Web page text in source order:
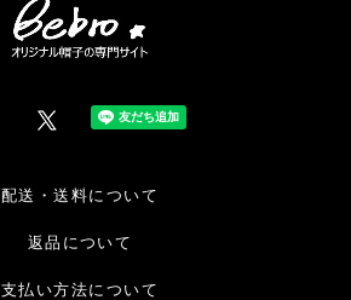
配送・送料について
返品について
支払い方法について